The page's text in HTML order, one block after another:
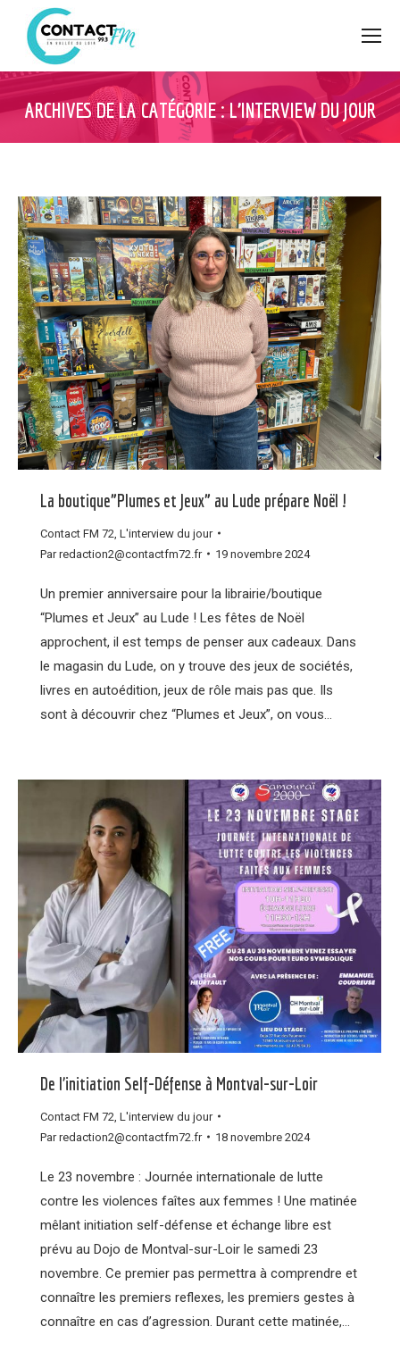
ARCHIVES DE LA CATÉGORIE :L’INTERVIEW DU JOUR
La boutique”Plumes et Jeux” au Lude prépare Noël !
Contact FM 72 L'interview du jour
Parredaction2@contactfm72.fr 19 novembre 2024
Un premier anniversaire pour la librairie/boutique
“Plumes et Jeux” au Lude ! Les fêtes de Noël
approchent, il est temps de penser aux cadeaux. Dans
le magasin du Lude, on y trouve des jeux de sociétés,
livres en autoédition, jeux de rôle mais pas que. Ils
sont à découvrir chez “Plumes et Jeux”, on vous…
De l’initiation Self-Défense à Montval-sur-Loir
Contact FM 72 L'interview du jour
Parredaction2@contactfm72.fr 18 novembre 2024
Le 23 novembre : Journée internationale de lutte
contre les violences faîtes aux femmes ! Une matinée
mêlant initiation self-défense et échange libre est
prévu au Dojo de Montval-sur-Loir le samedi 23
novembre. Ce premier pas permettra à comprendre et
connaître les premiers reflexes, les premiers gestes à
connaître en cas d’agression. Durant cette matinée,…